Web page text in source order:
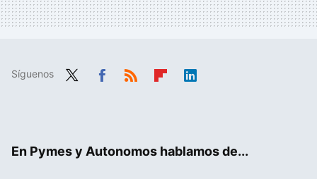
Síguenos
En Pymes y Autonomos hablamos de...